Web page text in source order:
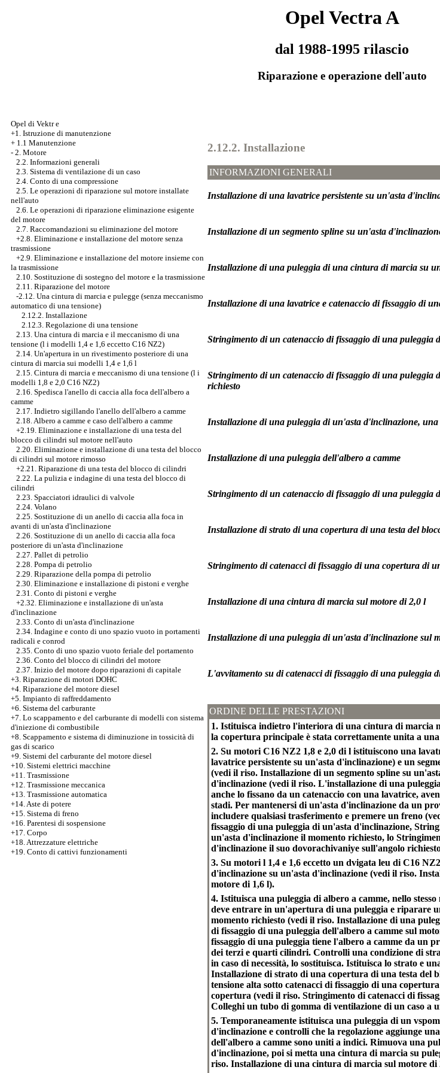
Opel Vectra A
dal 1988-1995 rilascio
Riparazione e operazione dell'auto
Opel di Vektr e
+1. Istruzione di manutenzione
+ 1.1 Manutenzione
- 2. Motore
2.2. Informazioni generali
2.3. Sistema di ventilazione di un caso
2.4. Conto di una compressione
2.5. Le operazioni di riparazione sul motore installate
nell'auto
2.6. Le operazioni di riparazione eliminazione esigente
del motore
2.7. Raccomandazioni su eliminazione del motore
+2.8. Eliminazione e installazione del motore senza
trasmissione
+2.9. Eliminazione e installazione del motore insieme con
la trasmissione
2.10. Sostituzione di sostegno del motore e la trasmissione
2.11. Riparazione del motore
-2.12. Una cintura di marcia e pulegge (senza meccanismo
automatico di una tensione)
2.12.2. Installazione
2.12.3. Regolazione di una tensione
2.13. Una cintura di marcia e il meccanismo di una
tensione (l i modelli 1,4 e 1,6 eccetto C16 NZ2)
2.14. Un'apertura in un rivestimento posteriore di una
cintura di marcia sui modelli 1,4 e 1,6 l
2.15. Cintura di marcia e meccanismo di una tensione (l i
modelli 1,8 e 2,0 C16 NZ2)
2.16. Spedisca l'anello di caccia alla foca dell'albero a
camme
2.17. Indietro sigillando l'anello dell'albero a camme
2.18. Albero a camme e caso dell'albero a camme
+2.19. Eliminazione e installazione di una testa del
blocco di cilindri sul motore nell'auto
2.20. Eliminazione e installazione di una testa del blocco
di cilindri sul motore rimosso
+2.21. Riparazione di una testa del blocco di cilindri
2.22. La pulizia e indagine di una testa del blocco di
cilindri
2.23. Spacciatori idraulici di valvole
2.24. Volano
2.25. Sostituzione di un anello di caccia alla foca in
avanti di un'asta d'inclinazione
2.26. Sostituzione di un anello di caccia alla foca
posteriore di un'asta d'inclinazione
2.27. Pallet di petrolio
2.28. Pompa di petrolio
2.29. Riparazione della pompa di petrolio
2.30. Eliminazione e installazione di pistoni e verghe
2.31. Conto di pistoni e verghe
+2.32. Eliminazione e installazione di un'asta
d'inclinazione
2.33. Conto di un'asta d'inclinazione
2.34. Indagine e conto di uno spazio vuoto in portamenti
radicali e conrod
2.35. Conto di uno spazio vuoto feriale del portamento
2.36. Conto del blocco di cilindri del motore
2.37. Inizio del motore dopo riparazioni di capitale
+3. Riparazione di motori DOHC
+4. Riparazione del motore diesel
+5. Impianto di raffreddamento
+6. Sistema del carburante
+7. Lo scappamento e del carburante di modelli con sistema
d'iniezione di combustibile
+8. Scappamento e sistema di diminuzione in tossicità di
gas di scarico
+9. Sistemi del carburante del motore diesel
+10. Sistemi elettrici macchine
+11. Trasmissione
+12. Trasmissione meccanica
+13. Trasmissione automatica
+14. Aste di potere
+15. Sistema di freno
+16. Parentesi di sospensione
+17. Corpo
+18. Attrezzature elettriche
+19. Conto di cattivi funzionamenti
2.12.2. Installazione
INFORMAZIONI GENERALI
Installazione di una lavatrice persistente su un'asta
Installazione di un segmento spline su un'asta
Installazione di una puleggia di una cintura di marcia su
Installazione di una lavatrice e catenaccio di fissaggio di
Stringimento di un catenaccio di fissaggio di una puleggia
Stringimento di un catenaccio di fissaggio di una
richiesto
Installazione di una puleggia di un'asta d'inclinazione,
Installazione di una puleggia dell'albero a camme
Stringimento di un catenaccio di fissaggio di una puleggia
Installazione di strato di una copertura di una testa del
Stringimento di catenacci di fissaggio di una copertura di
Installazione di una cintura di marcia sul motore di 2,0 l
Installazione di una puleggia di un'asta d'inclinazione sul
L'avvitamento su di catenacci di fissaggio di una puleggia
ORDINE DELLE PRESTAZIONI
1. Istituisca indietro l'interiora di una cintura di marcia
la copertura principale è stata correttamente unita a
2. Su motori C16 NZ2 1,8 e 2,0 di l istituiscono una
lavatrice persistente su un'asta d'inclinazione) e un
(vedi il riso. Installazione di un segmento spline su
d'inclinazione (vedi il riso. L'installazione di una
anche lo fissano da un catenaccio con una lavatrice,
stadi. Per mantenersi di un'asta d'inclinazione da un
includere qualsiasi trasferimento e premere un freno
fissaggio di una puleggia di un'asta d'inclinazione,
un'asta d'inclinazione il momento richiesto, lo
d'inclinazione il suo dovorachivaniye sull'angolo
3. Su motori l 1,4 e 1,6 eccetto un dvigata leu di C16
d'inclinazione su un'asta d'inclinazione (vedi il riso.
motore di 1,6 l).
4. Istituisca una puleggia di albero a camme, nello
deve entrare in un'apertura di una puleggia e riparare
momento richiesto (vedi il riso. Installazione di una
di fissaggio di una puleggia dell'albero a camme sul
fissaggio di una puleggia tiene l'albero a camme da un
dei terzi e quarti cilindri. Controlli una condizione di
in caso di necessità, lo sostituisca. Istituisca lo strato e
Installazione di strato di una copertura di una testa del
tensione alta sotto catenacci di fissaggio di una
copertura (vedi il riso. Stringimento di catenacci di
Colleghi un tubo di gomma di ventilazione di un caso a
5. Temporaneamente istituisca una puleggia di un
d'inclinazione e controlli che la regolazione aggiunge
dell'albero a camme sono uniti a indici. Rimuova una
d'inclinazione, poi si metta una cintura di marcia su
riso. Installazione di una cintura di marcia sul motore di